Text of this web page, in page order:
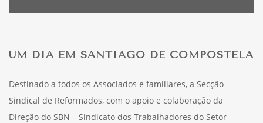
UM DIA EM SANTIAGO DE COMPOSTELA
Destinado a todos os Associados e familiares, a Secção
Sindical de Reformados, com o apoio e colaboração da
Direção do SBN – Sindicato dos Trabalhadores do Setor